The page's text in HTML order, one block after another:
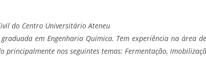
do Centro Universitário Ateneu
em Engenharia Química. Tem experiência na área
principalmente nos seguintes temas: Fermentação,